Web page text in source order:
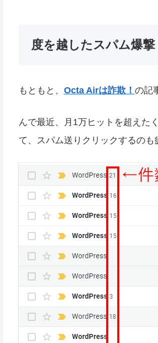
度を越したスパム爆
もともと、 Octa Airは詐欺！ の記
んで最近、月1万ヒットを超えた
て、スパム送りクリックするのも